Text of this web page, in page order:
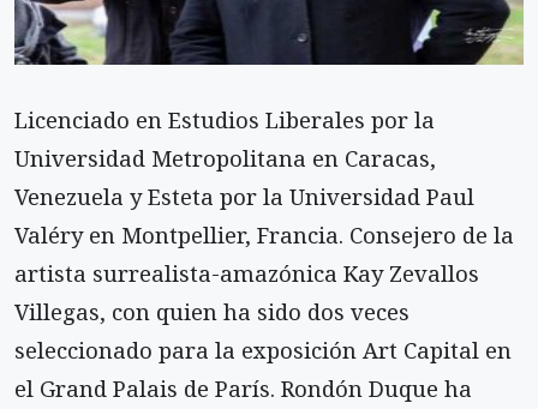
Licenciado en Estudios Liberales por la
Universidad Metropolitana en Caracas,
Venezuela y Esteta por la Universidad Paul
Valéry en Montpellier, Francia. Consejero de la
artista surrealista-amazónica Kay Zevallos
Villegas, con quien ha sido dos veces
seleccionado para la exposición Art Capital en
el Grand Palais de París. Rondón Duque ha